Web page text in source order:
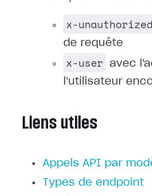
x-
de requête
x-user avec
l'utilisateur
Liens utiles
Appels API par
Types de endpoint